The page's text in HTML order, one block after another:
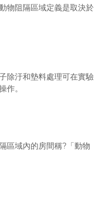
物阻隔區域定義是取決於
除汙和墊料處理可在實驗
作。
區域內的房間稱?「動物